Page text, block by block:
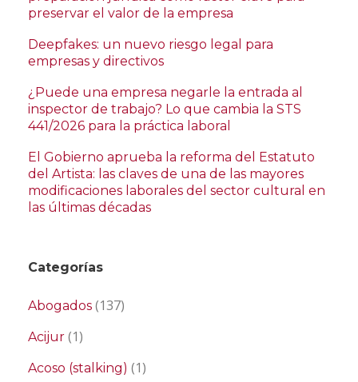
preservar el valor de la empresa
Deepfakes: un nuevo riesgo legal para
empresas y directivos
¿Puede una empresa negarle la entrada al
inspector de trabajo? Lo que cambia la STS
441/2026 para la práctica laboral
El Gobierno aprueba la reforma del Estatuto
del Artista: las claves de una de las mayores
modificaciones laborales del sector cultural en
las últimas décadas
Categorías
Abogados (137)
Acijur (1)
Acoso (stalking) (1)